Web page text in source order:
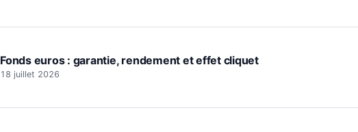
Fonds euros : garantie, rendement et effet cliquet
18 juillet 2026